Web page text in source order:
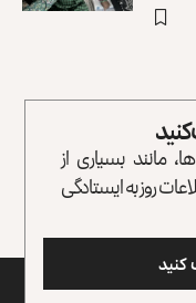
مانند بسیاری از
روز به ایستادگی
کنید